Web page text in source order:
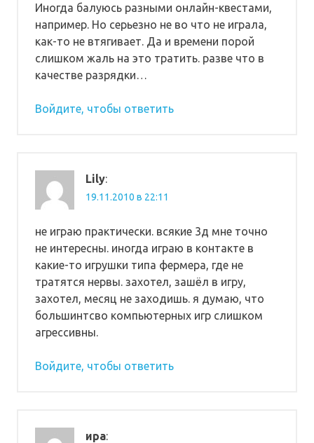
Иногда балуюсь разными онлайн-квестами,
например. Но серьезно не во что не играла,
как-то не втягивает. Да и времени порой
слишком жаль на это тратить. разве что в
качестве разрядки…
Войдите, чтобы ответить
Lily:
19.11.2010 в 22:11
не играю практически. всякие 3д мне точно
не интересны. иногда играю в контакте в
какие-то игрушки типа фермера, где не
тратятся нервы. захотел, зашёл в игру,
захотел, месяц не заходишь. я думаю, что
большинтсво компьютерных игр слишком
агрессивны.
Войдите, чтобы ответить
ира: